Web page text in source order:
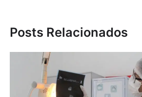
Posts Relacionados